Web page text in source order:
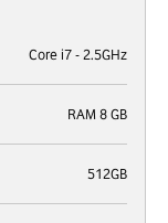
Core i7 - 2.5GHz
RAM 8 GB
512GB